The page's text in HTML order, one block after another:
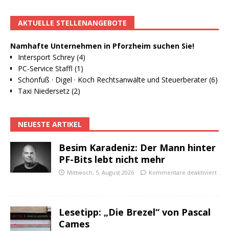
AKTUELLE STELLENANGEBOTE
Namhafte Unternehmen in Pforzheim suchen Sie!
Intersport Schrey (4)
PC-Service Staffl (1)
Schönfuß · Digel · Koch Rechtsanwälte und Steuerberater (6)
Taxi Niedersetz (2)
NEUESTE ARTIKEL
Besim Karadeniz: Der Mann hinter
PF-Bits lebt nicht mehr
Mittwoch, 5. August 2026 Kommentare deaktiviert
Lesetipp: „Die Brezel“ von Pascal
Cames